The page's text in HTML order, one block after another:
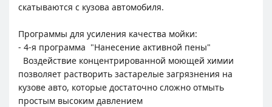
скатываются с кузова автомобиля.
Программы для усиления качества мойки:
- 4-я программа "Нанесение активной пены"
Воздействие концентрированной моющей химии
позволяет растворить застарелые загрязнения на
кузове авто, которые достаточно сложно отмыть
простым высоким давлением